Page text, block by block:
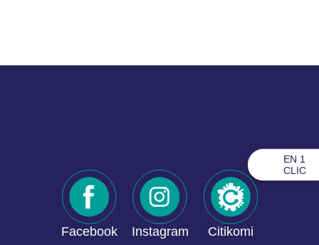
Facebook Instagram Citikomi
EN 1
CLIC